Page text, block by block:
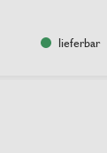
lieferbar